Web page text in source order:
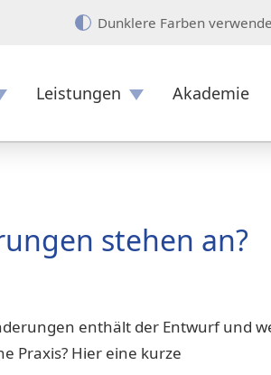
Leistungen Akademie
Dunklere Farben
stehen an?
enthält der Entwurf und
Praxis? Hier eine kurze